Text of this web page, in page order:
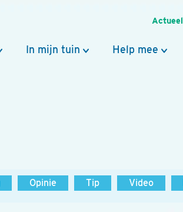
Actueel
In mijn tuin Help mee
Opinie Tip Video